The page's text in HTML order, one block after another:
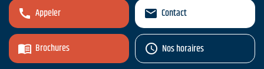
Appeler
Brochures
Contact
Nos horaires